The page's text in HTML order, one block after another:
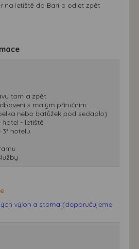
na letiště do Bari a odlet zpět
tam a zpět
s malým příručním
nebo batůžek pod sedadlo)
hotel - letiště
3* hotelu
výloh a storna (doporučujeme